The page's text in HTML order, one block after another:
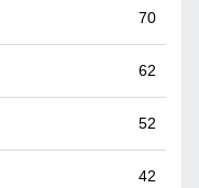
70
62
52
42